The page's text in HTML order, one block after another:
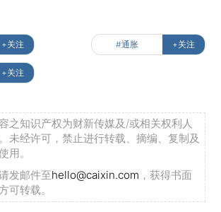
+关注 #通胀 +关注
+关注
之知识产权为财新传媒及/或相关权利人
未经许可，禁止进行转载、摘编、复制及
用。
发邮件至hello@caixin.com ，获得书面
可转载。